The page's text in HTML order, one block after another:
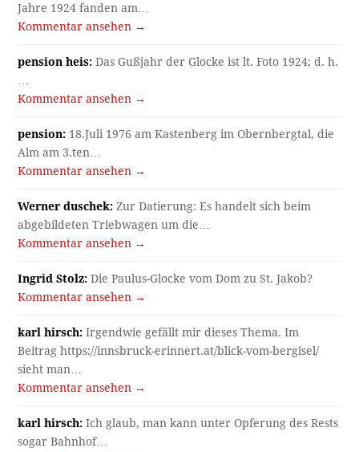
Jahre 1924 fanden am…
Kommentar ansehen →
pension heis: Das Gußjahr der Glocke ist lt. Foto 1924; d. h.
Kommentar ansehen →
pension: 18.Juli 1976 am Kastenberg im Obernbergtal, die
Alm am 3.ten…
Kommentar ansehen →
Werner duschek: Zur Datierung: Es handelt sich beim
abgebildeten Triebwagen um die…
Kommentar ansehen →
Ingrid Stolz: Die Paulus-Glocke vom Dom zu St. Jakob?
Kommentar ansehen →
karl hirsch: Irgendwie gefällt mir dieses Thema. Im
Beitrag https://innsbruck-erinnert.at/blick-vom-bergisel/
sieht man…
Kommentar ansehen →
karl hirsch: Ich glaub, man kann unter Opferung des Rests
sogar Bahnhof…